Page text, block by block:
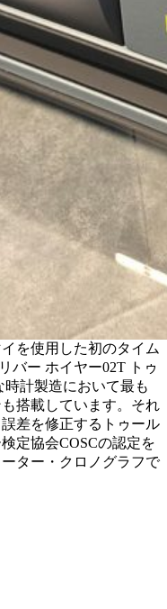
を使用した初のタイム
バー ホイヤー02T トゥ
計製造において最も
搭載しています。それ
差を修正するトゥール
定協会COSCの認定を
ター・クロノグラフで